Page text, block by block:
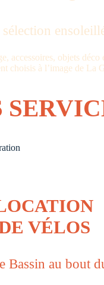
accessoires, objets déco
choisis à l’image de La
VÉLOS
Bassin au bout